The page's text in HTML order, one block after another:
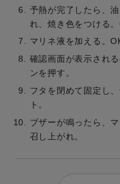
予熱が完了したら、
れ、焼き色をつける
マリネ液を加える。
確認画面が表示され
ンを押す。
フタを閉めて固定し
ト。
ブザーが鳴ったら、
召し上がれ。